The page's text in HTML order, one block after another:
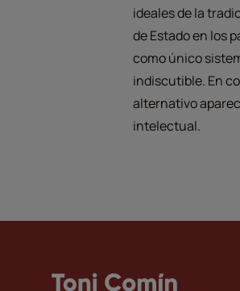
ideales de la
de Estado en los
como único
indiscutible. En
alternativo
intelectual.